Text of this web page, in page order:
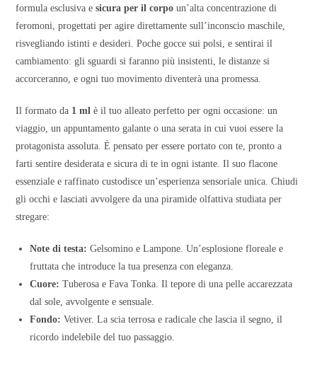
formula esclusiva esicura per il corpo un’alta concentrazione di
feromoni, progettati per agire direttamente sull’inconscio maschile,
risvegliando istinti e desideri. Poche gocce sui polsi, e sentirai il
cambiamento: gli sguardi si faranno più insistenti, le distanze si
accorceranno, e ogni tuo movimento diventerà una promessa.
Il formato da 1 ml è il tuo alleato perfetto per ogni occasione: un
viaggio, un appuntamento galante o una serata in cui vuoi essere la
protagonista assoluta. È pensato per essere portato con te, pronto a
farti sentire desiderata e sicura di te in ogni istante. Il suo flacone
essenziale e raffinato custodisce un’esperienza sensoriale unica. Chiudi
gli occhi e lasciati avvolgere da una piramide olfattiva studiata per
stregare:
Note di testa: Gelsomino e Lampone. Un’esplosione floreale e
fruttata che introduce la tua presenza con eleganza.
Cuore: Tuberosa e Fava Tonka. Il tepore di una pelle accarezzata
dal sole, avvolgente e sensuale.
Fondo: Vetiver. La scia terrosa e radicale che lascia il segno, il
ricordo indelebile del tuo passaggio.